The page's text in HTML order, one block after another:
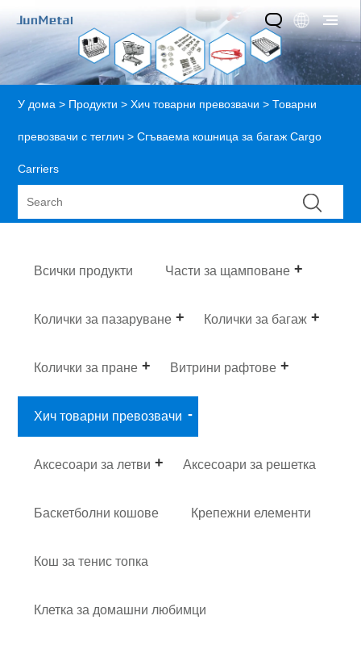
У дома > Продукти >Хич товарни превозвачи >Товарни
превозвачи с теглич > Сгъваема кошница за багаж Cargo
Carriers
Всички продукти Части за щамповане
Колички за пазаруване Колички за багаж
Колички за пране Витрини рафтове
Хич товарни превозвачи
Аксесоари за летви Аксесоари за решетка
Баскетболни кошове Крепежни елементи
Кош за тенис топка
Клетка за домашни любимци